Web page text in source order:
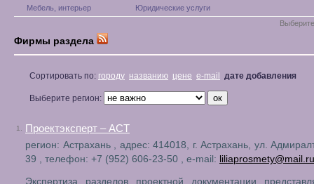
Мебель, интерьер
Юридические услуги
Фирмы раздела
Сортировать по: городу названию цене e-mail дате добавления
Выберите регион:
1. Проектэксперт – АСТ
регион: Астрахань , адрес: 414018, г. Астрахань, ул.
39 , телефон: +7 (952) 606-23-50 , e-mail: liliaprosmety@mail.ru
Экспертиза разделов проектной документации